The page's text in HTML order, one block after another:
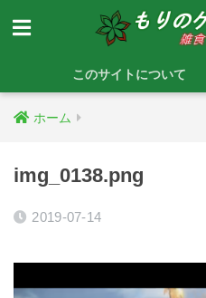
このサイトについて
ホーム
img_0138.png
2019-07-14